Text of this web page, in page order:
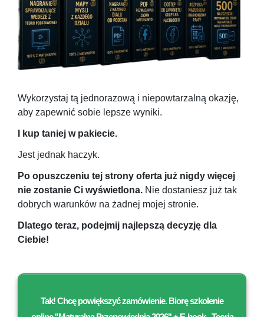
Wykorzystaj tą jednorazową i niepowtarzalną okazję,
aby zapewnić sobie lepsze wyniki.
I kup taniej w pakiecie.
Jest jednak haczyk.
Po opuszczeniu tej strony oferta już nigdy więcej
nie zostanie Ci wyświetlona. Nie dostaniesz już tak
dobrych warunków na żadnej mojej stronie.
Dlatego teraz, podejmij najlepszą decyzję dla
Ciebie!
Tak! Chcę powiększyć zamówienie. Bioręszkolenie